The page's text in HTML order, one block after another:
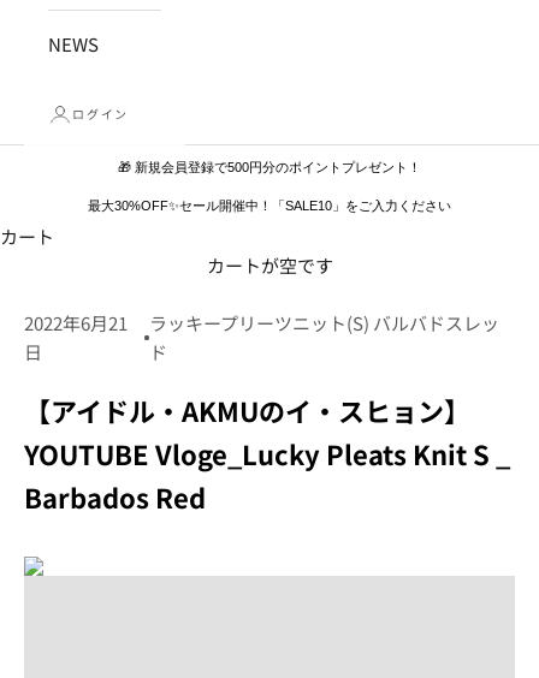
NEWS
ログイン
🎁 新規会員登録で500円分のポイントプレゼント！
最大30%OFF✨セール開催中！「SALE10」をご入力ください
カート
カートが空です
2022年6月21
日
ラッキープリーツニット(S) バルバドスレッ
ド
【アイドル・AKMUのイ・スヒョン】
YOUTUBE Vloge_Lucky Pleats Knit S _
Barbados Red